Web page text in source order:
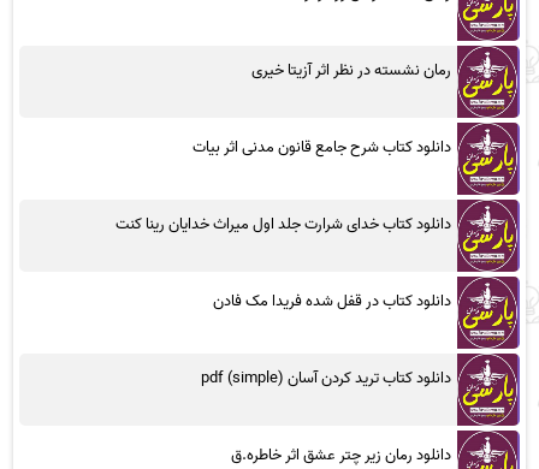
رمان نشسته در نظر اثر آزیتا خیری
دانلود کتاب شرح جامع قانون مدنی اثر بیات
دانلود کتاب خدای شرارت جلد اول میراث خدایان رینا کنت
دانلود کتاب در قفل شده فریدا مک فادن
دانلود کتاب ترید کردن آسان (simple) pdf
دانلود رمان زیر چتر عشق اثر خاطره.ق